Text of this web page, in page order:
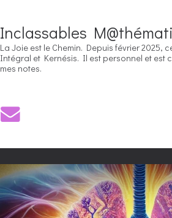
Inclassables
La Joie est le Chemin. Depuis février 2025,
Intégral et Kernésis. Il est personnel et est
mes notes.